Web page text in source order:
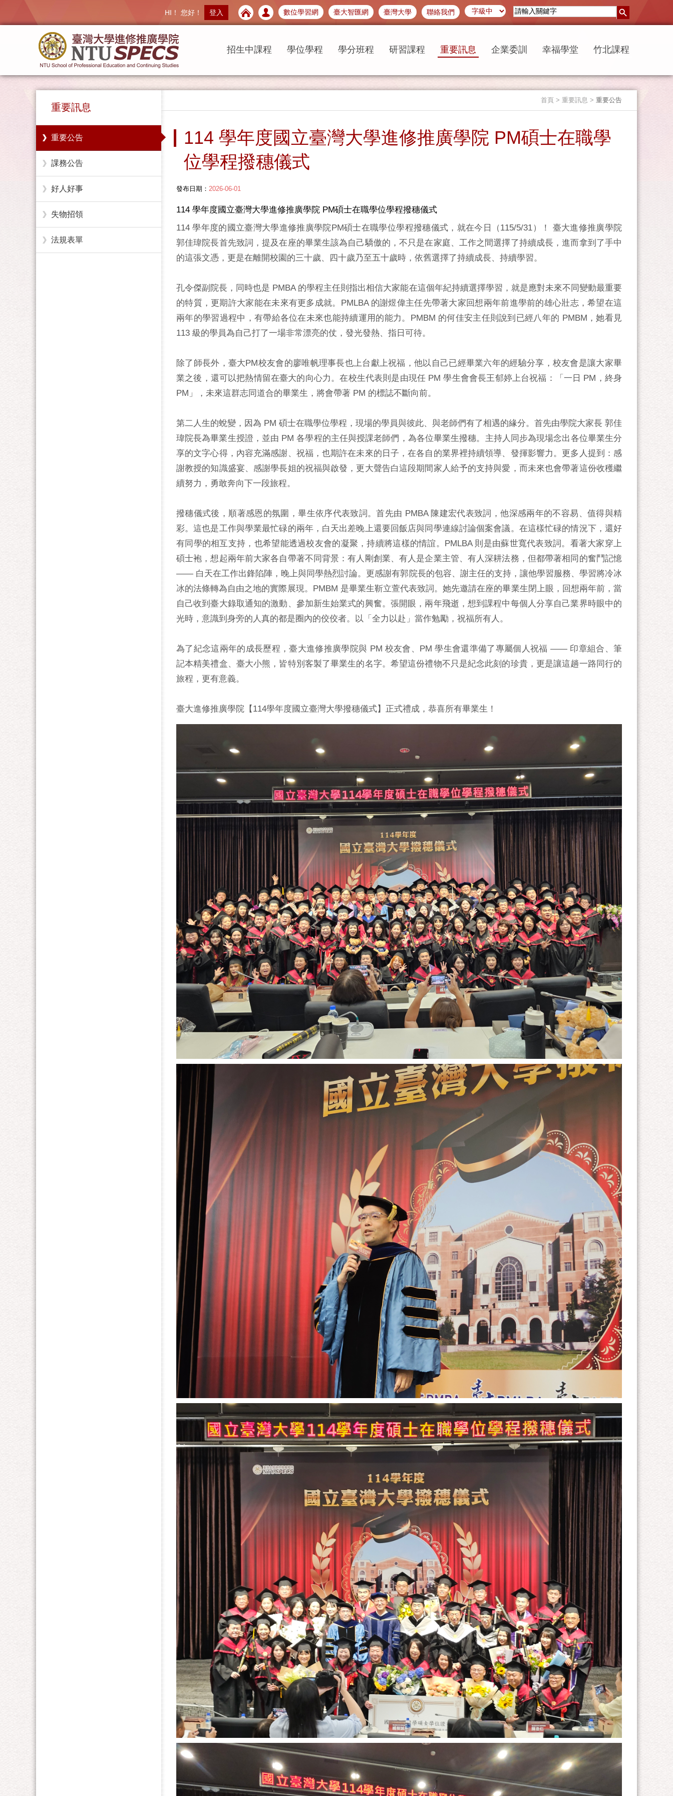
數位學習網 臺大智匯網 臺灣大學 聯絡我們
HI！ 您好！ 登入
招生中課程 學位學程 學分班程 研習課程 重要訊息 企業委訓 幸福學堂 竹北課程
重要訊息
重要公告
課務公告
好人好事
失物招領
法規表單
首頁 > 重要訊息 > 重要公告
114 學年度國立臺灣大學進修推廣學院 PM碩士在職學
位學程撥穗儀式
發布日期： 2026-06-01
114 學年度國立臺灣大學進修推廣學院 PM碩士在職學位學程撥穗儀式
114 學年度的國立臺灣大學進修推廣學院PM碩士在職學位學程撥穗儀式，就在今日（115/5/31）！ 臺大進修推廣學院
郭佳瑋院長首先致詞，提及在座的畢業生該為自己驕傲的，不只是在家庭、工作之間選擇了持續成長，進而拿到了手中
的這張文憑，更是在離開校園的三十歲、四十歲乃至五十歲時，依舊選擇了持續成長、持續學習。
孔令傑副院長，同時也是 PMBA 的學程主任則指出相信大家能在這個年紀持續選擇學習，就是應對未來不同變動最重要
的特質，更期許大家能在未來有更多成就。PMLBA 的謝煜偉主任先帶著大家回想兩年前進學前的雄心壯志，希望在這
兩年的學習過程中，有帶給各位在未來也能持續運用的能力。PMBM 的何佳安主任則說到已經八年的 PMBM，她看見
113 級的學員為自己打了一場非常漂亮的仗，發光發熱、指日可待。
除了師長外，臺大PM校友會的廖唯帆理事長也上台獻上祝福，他以自己已經畢業六年的經驗分享，校友會是讓大家畢
業之後，還可以把熱情留在臺大的向心力。在校生代表則是由現任 PM 學生會會長王郁婷上台祝福：「一日 PM，終身
PM」，未來這群志同道合的畢業生，將會帶著 PM 的標誌不斷向前。
第二人生的蛻變，因為 PM 碩士在職學位學程，現場的學員與彼此、與老師們有了相遇的緣分。首先由學院大家長 郭佳
瑋院長為畢業生授證，並由 PM 各學程的主任與授課老師們，為各位畢業生撥穗。主持人同步為現場念出各位畢業生分
享的文字心得，內容充滿感謝、祝福，也期許在未來的日子，在各自的業界裡持續領導、發揮影響力。更多人提到：感
謝教授的知識盛宴、感謝學長姐的祝福與啟發，更大聲告白這段期間家人給予的支持與愛，而未來也會帶著這份收穫繼
續努力，勇敢奔向下一段旅程。
撥穗儀式後，順著感恩的氛圍，畢生依序代表致詞。首先由 PMBA 陳建宏代表致詞，他深感兩年的不容易、值得與精
彩。這也是工作與學業最忙碌的兩年，白天出差晚上還要回飯店與同學連線討論個案會議。在這樣忙碌的情況下，還好
有同學的相互支持，也希望能透過校友會的凝聚，持續將這樣的情誼。PMLBA 則是由蘇世寬代表致詞。看著大家穿上
碩士袍，想起兩年前大家各自帶著不同背景：有人剛創業、有人是企業主管、有人深耕法務，但都帶著相同的奮鬥記憶
—— 白天在工作出鋒陷陣，晚上與同學熱烈討論。更感謝有郭院長的包容、謝主任的支持，讓他學習服務、學習將冷冰
冰的法條轉為自由之地的實際展現。PMBM 是畢業生靳立萱代表致詞。她先邀請在座的畢業生閉上眼，回想兩年前，當
自己收到臺大錄取通知的激動、參加新生始業式的興奮。張開眼，兩年飛逝，想到課程中每個人分享自己業界時眼中的
光時，意識到身旁的人真的都是圈內的佼佼者。以「全力以赴」當作勉勵，祝福所有人。
為了紀念這兩年的成長歷程，臺大進修推廣學院與 PM 校友會、PM 學生會還準備了專屬個人祝福 —— 印章組合、筆
記本精美禮盒、臺大小熊，皆特別客製了畢業生的名字。希望這份禮物不只是紀念此刻的珍貴，更是讓這趟一路同行的
旅程，更有意義。
臺大進修推廣學院【114學年度國立臺灣大學撥穗儀式】正式禮成，恭喜所有畢業生！